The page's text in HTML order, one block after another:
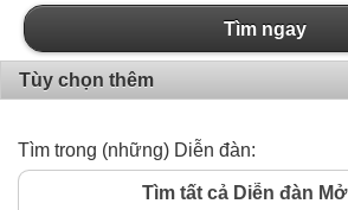
Tìm ngay
Tùy chọn thêm
Tìm trong (những) Diễn đàn:
Tìm tất cả Diễn đàn Mở